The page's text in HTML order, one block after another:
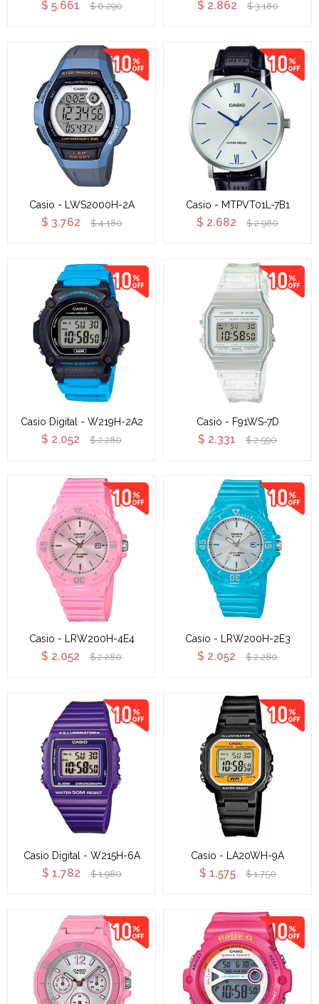
$ 5.661 $ 6.290 $ 2.862 $ 3.180
Casio - LWS2000H-2A
$ 3.762 $ 4.180
Casio - MTPVT01L-7B1
$ 2.682 $ 2.980
Casio Digital - W219H-2A2
$ 2.052 $ 2.280
Casio - F91WS-7D
$ 2.331 $ 2.590
Casio - LRW200H-4E4
$ 2.052 $ 2.280
Casio - LRW200H-2E3
$ 2.052 $ 2.280
Casio Digital - W215H-6A
$ 1.782 $ 1.980
Casio - LA20WH-9A
$ 1.575 $ 1.750